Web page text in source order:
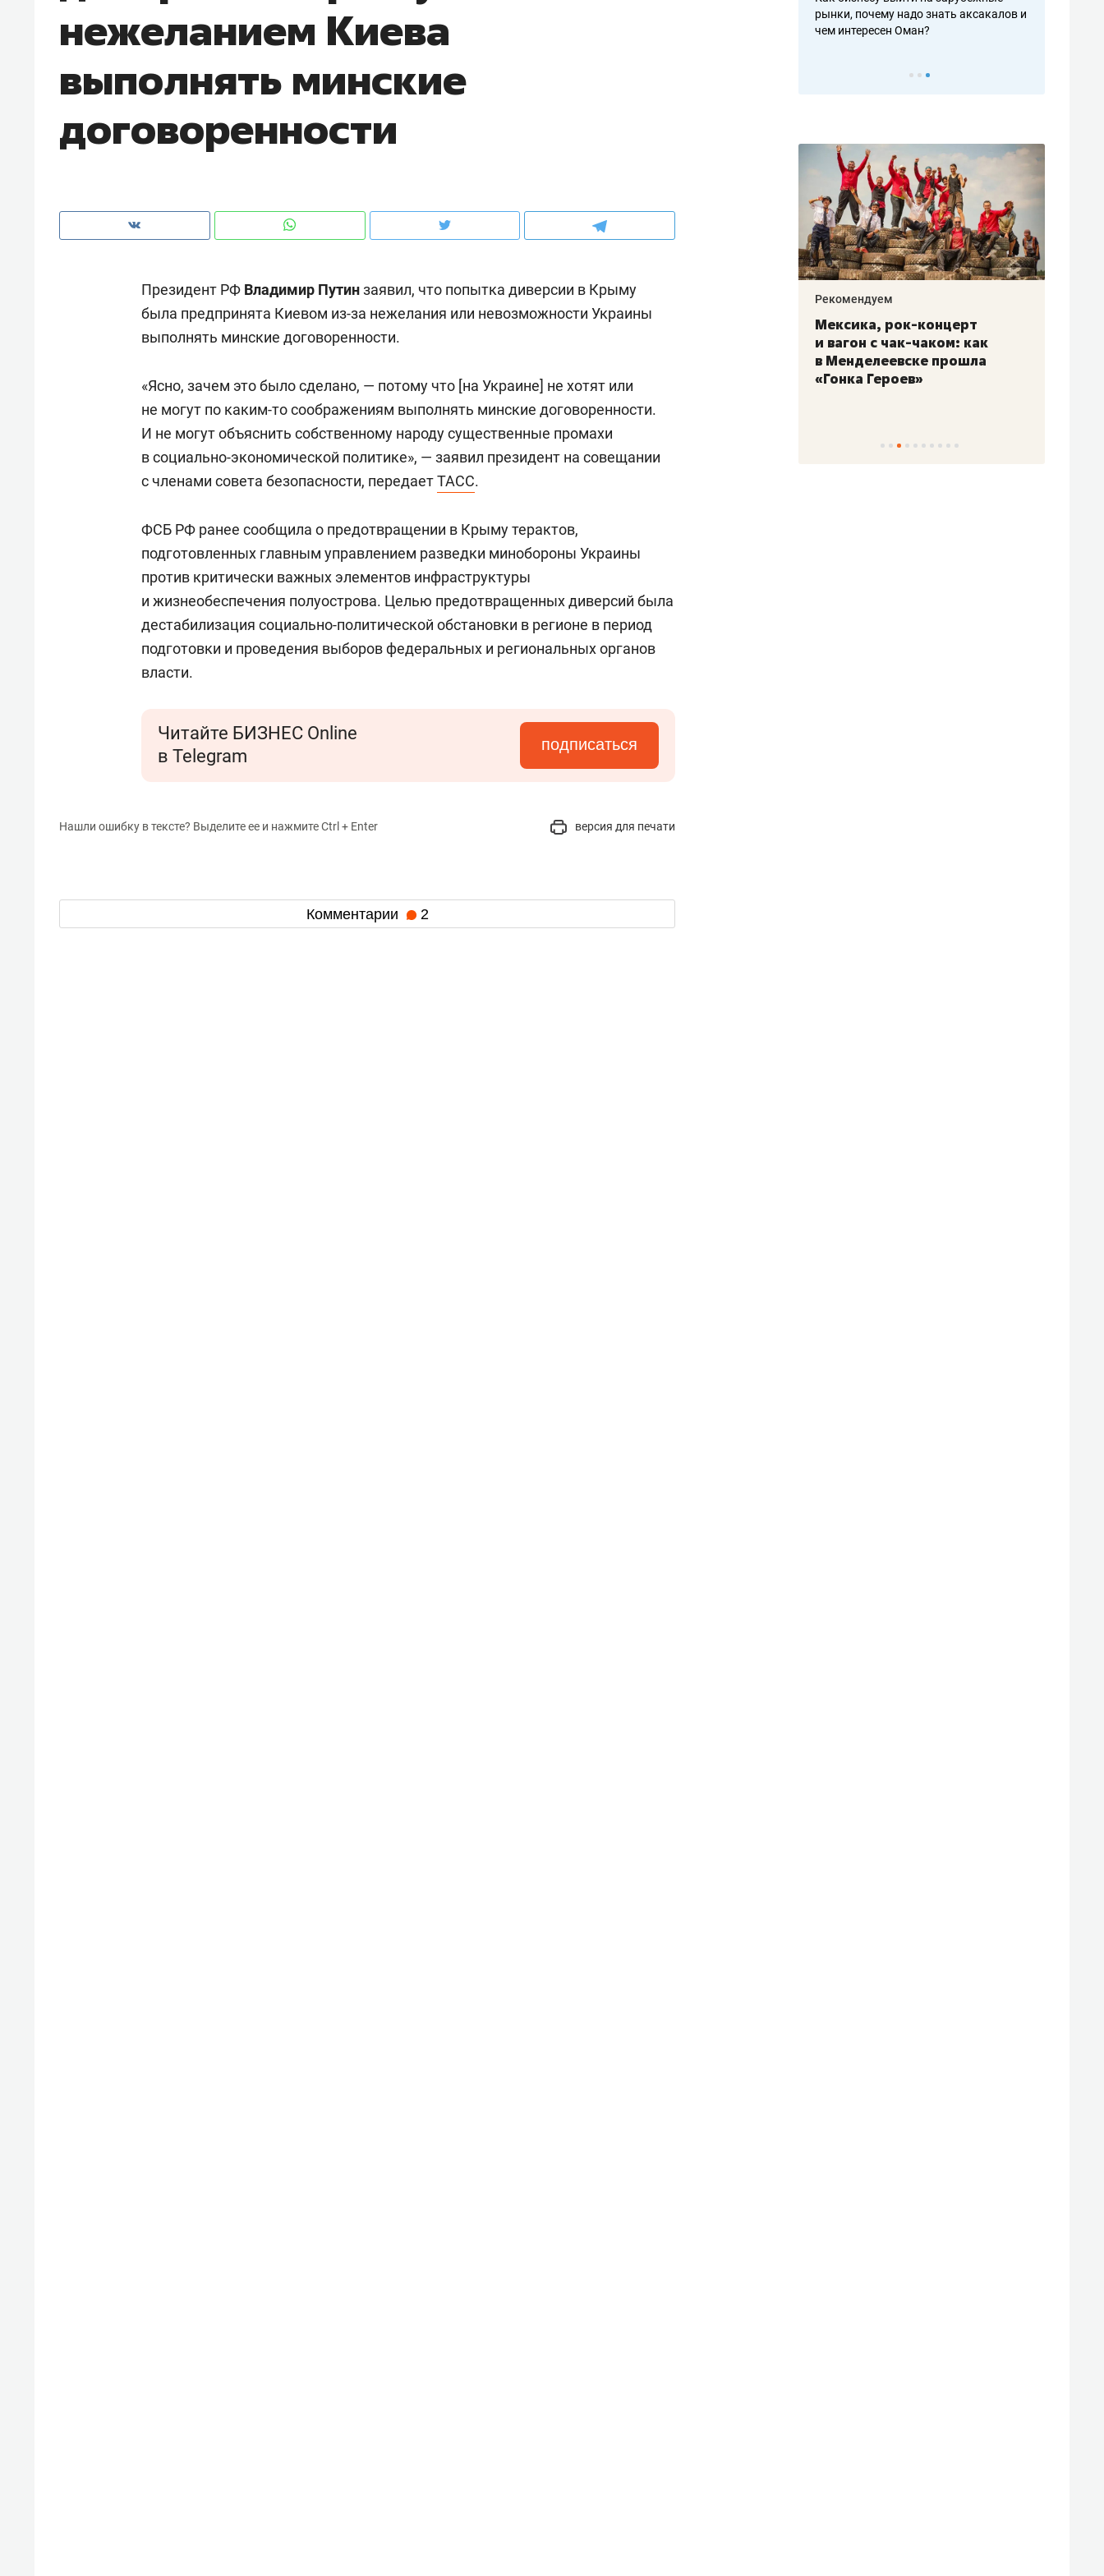
нежеланием Киева
выполнять минские
договоренности
Президент РФ Владимир Путинзаявил, что попытка диверсии в Крыму
была предпринята Киевом из-за нежелания или невозможности Украины
выполнять минские договоренности.
«Ясно, зачем это было сделано, — потому что [на Украине] не хотят или
не могут по каким-то соображениям выполнять минские договоренности.
И не могут объяснить собственному народу существенные промахи
в социально-экономической политике», — заявил президент на совещании
с членами совета безопасности, передаетТАСС.
ФСБ РФ ранее сообщила о предотвращении в Крыму терактов,
подготовленных главным управлением разведки минобороны Украины
против критически важных элементов инфраструктуры
и жизнеобеспечения полуострова. Целью предотвращенных диверсий была
дестабилизация социально-политической обстановки в регионе в период
подготовки и проведения выборов федеральных и региональных органов
власти.
Читайте БИЗНЕС Online
в Telegram
подписаться
Нашли ошибку в тексте? Выделите ее и нажмите Ctrl + Enter версия для печати
Комментарии 2
рынки, почему надо знать аксакалов и
чем интересен Оман?
клиентах и чудных запросах мастеров
рынки, почему надо знать аксакалов и
чем интересен Оман?
Рекомендуем
Как ГК «МИР ГРУПП» и ВТБ
создают оазис жилого
Рекомендуем
150 камер до квартиры и Face
ID вместо ключа: какой будет
Рекомендуем
Опыт выживания в дикой
состоянием как основа
антихрупких команд
Рекомендуем
Мексика, рок-концерт
и вагон с чак-чаком: как
в Менделеевске прошла
«Гонка Героев»